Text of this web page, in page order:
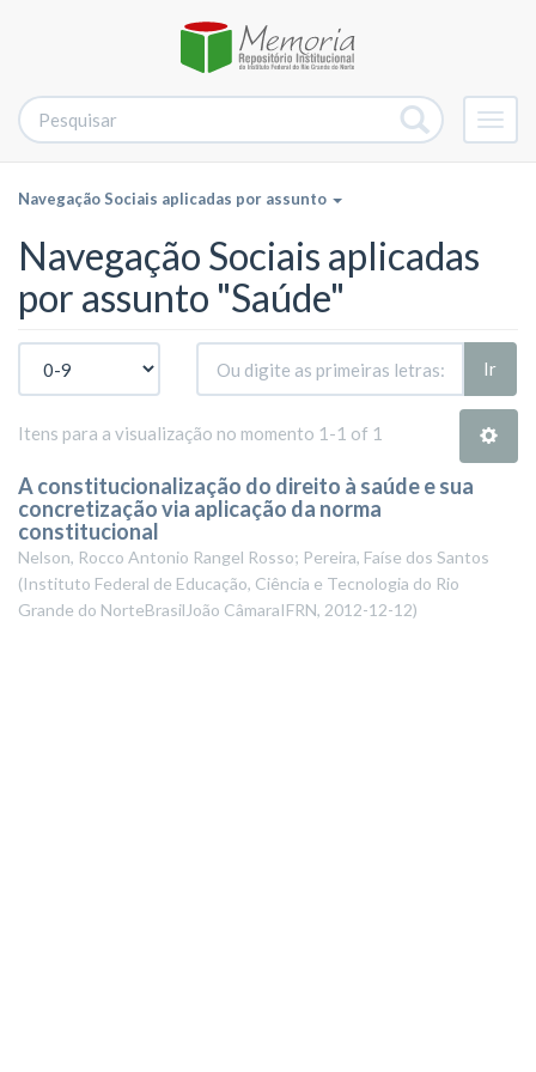
Navegação Sociais aplicadas por assunto
Navegação Sociais aplicadas
por assunto "Saúde"
Ir
Itens para a visualização no momento 1-1 of 1
A constitucionalização do direito à saúde e sua
concretização via aplicação da norma
constitucional
Nelson, Rocco Antonio Rangel Rosso; Pereira, Faíse dos Santos
(Instituto Federal de Educação, Ciência e Tecnologia do Rio
Grande do NorteBrasilJoão CâmaraIFRN, 2012-12-12)